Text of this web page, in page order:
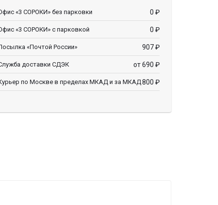
«3 СОРОКИ» без парковки 0 ₽
«3 СОРОКИ» с парковкой 0 ₽
«Почтой России» 907₽
доставки СДЭК от 690 ₽
по Москве в пределах МКАД и за МКАД800 ₽